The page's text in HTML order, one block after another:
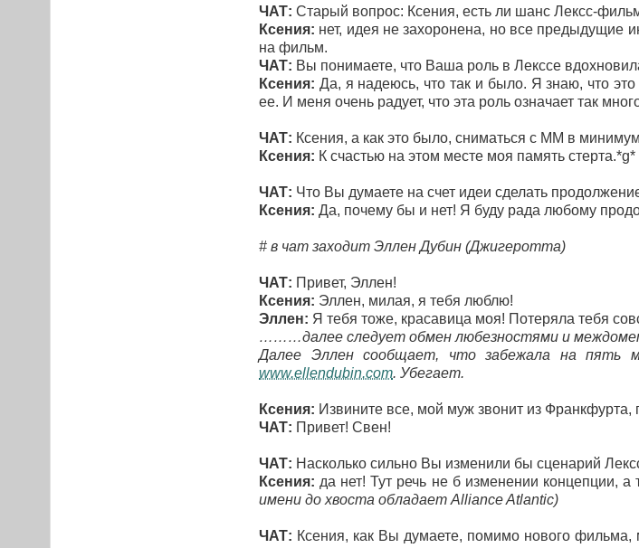
ЧАТ: Старый вопрос: Ксения, есть ли шанс Лексс-
Ксения: нет, идея не захоронена, но все предыдущие
на фильм.
ЧАТ: Вы понимаете, что Ваша роль в Лекссе
Ксения: Да, я надеюсь, что так и было. Я знаю, что
ее. И меня очень радует, что эта роль означает так
ЧАТ: Ксения, а как это было, сниматься с ММ в
Ксения: К счастью на этом месте моя память стерта.*g*
ЧАТ: Что Вы думаете на счет идеи сделать
Ксения: Да, почему бы и нет! Я буду рада любому
# в чат заходит Эллен Дубин (Джигеротта)
ЧАТ: Привет, Эллен!
Ксения: Эллен, милая, я тебя люблю!
Эллен: Я тебя тоже, красавица моя! Потеряла тебя
………далее следует обмен любезностями и
Далее Эллен сообщает, что забежала на пять
www.ellendubin.com. Убегает.
Ксения: Извините все, мой муж звонит из Франкфурта,
ЧАТ: Привет! Свен!
ЧАТ: Насколько сильно Вы изменили бы сценарий
Ксения: да нет! Тут речь не б изменении концепции,
имени до хвоста обладает Alliance Atlantic)
ЧАТ: Ксения, как Вы думаете, помимо нового